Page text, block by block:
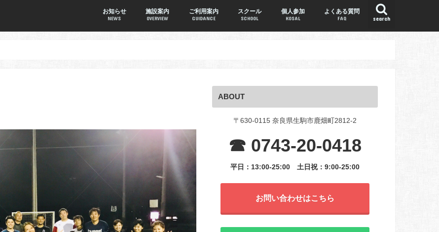
search
お知らせ
NEWS
施設案内
OVERVIEW
ご利用案内
GUIDANCE
スクール
SCHOOL
個人参加
KOSAL
よくある質問
FAQ
ABOUT
〒630-0115 奈良県生駒市鹿畑町2812-2
☎ 0743-20-0418
平日：13:00-25:00 土日祝：9:00-25:00
お問い合わせはこちら